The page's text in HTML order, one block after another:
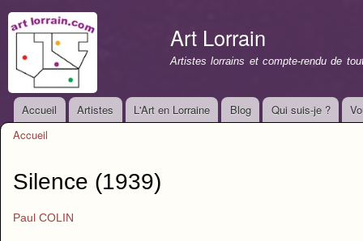
Art Lorrain
Artistes lorrains et compte-rendu de
Menu principal
Accueil Artistes L'Art en Lorraine Blog Qui suis-je ?
Accueil
Silence (1939)
Paul COLIN